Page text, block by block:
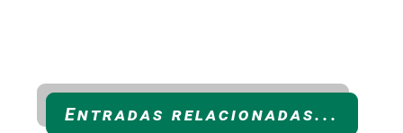
Entradas relacionadas...